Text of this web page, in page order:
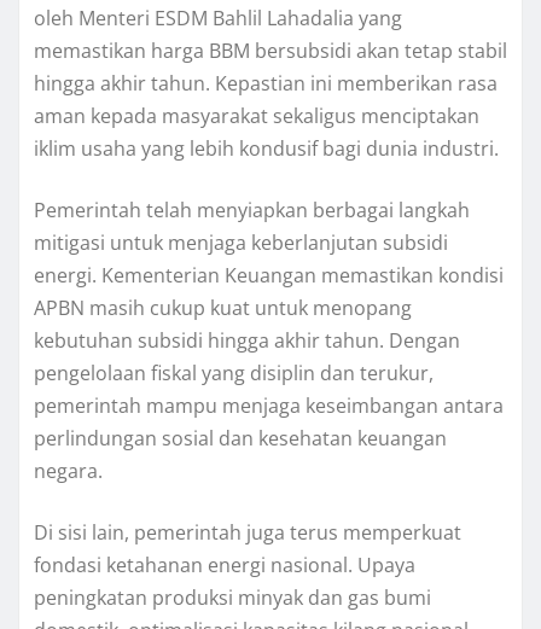
oleh Menteri ESDM Bahlil Lahadalia yang
memastikan harga BBM bersubsidi akan tetap stabil
hingga akhir tahun. Kepastian ini memberikan rasa
aman kepada masyarakat sekaligus menciptakan
iklim usaha yang lebih kondusif bagi dunia industri.
Pemerintah telah menyiapkan berbagai langkah
mitigasi untuk menjaga keberlanjutan subsidi
energi. Kementerian Keuangan memastikan kondisi
APBN masih cukup kuat untuk menopang
kebutuhan subsidi hingga akhir tahun. Dengan
pengelolaan fiskal yang disiplin dan terukur,
pemerintah mampu menjaga keseimbangan antara
perlindungan sosial dan kesehatan keuangan
negara.
Di sisi lain, pemerintah juga terus memperkuat
fondasi ketahanan energi nasional. Upaya
peningkatan produksi minyak dan gas bumi